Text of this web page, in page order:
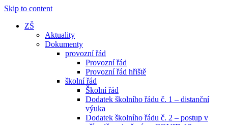
Skip to content
ZŠ
Aktuality
Dokumenty
provozní řád
Provozní řád
Provozní řád hřiště
školní řád
Školní řád
Dodatek školního řádu č. 1 – distanční
výuka
Dodatek školního řádu č. 2 – postup v